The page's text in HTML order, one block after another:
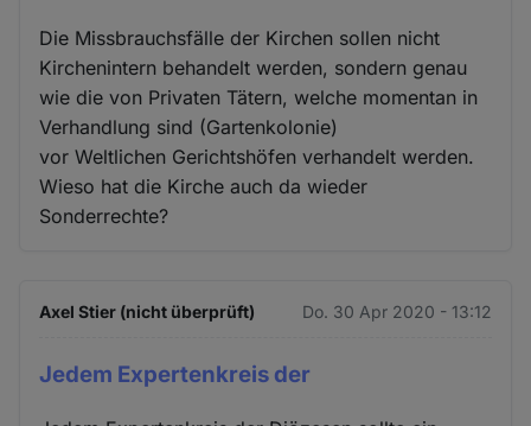
Die Missbrauchsfälle der Kirchen sollen nicht
Kirchenintern behandelt werden, sondern genau
wie die von Privaten Tätern, welche momentan in
Verhandlung sind (Gartenkolonie)
vor Weltlichen Gerichtshöfen verhandelt werden.
Wieso hat die Kirche auch da wieder
Sonderrechte?
Axel Stier (nicht überprüft) Do. 30 Apr 2020 - 13:12
Jedem Expertenkreis der